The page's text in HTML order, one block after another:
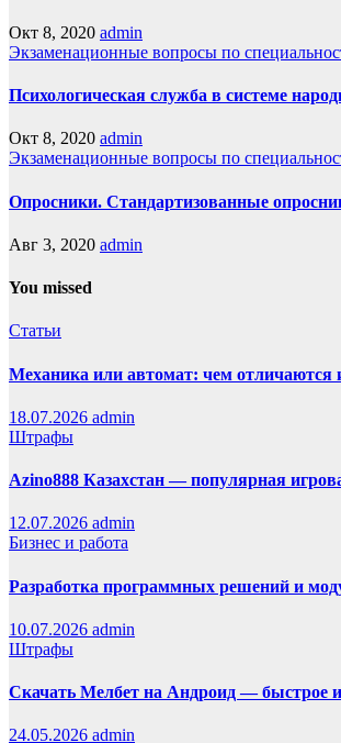
Окт 8, 2020 admin
Экзаменационные вопросы по
Психологическая служба в системе
Окт 8, 2020 admin
Экзаменационные вопросы по
Опросники. Стандартизованные
Авг 3, 2020 admin
You missed
Статьи
Механика или автомат: чем отличаются
18.07.2026 admin
Штрафы
Azino888 Казахстан — популярная
12.07.2026 admin
Бизнес и работа
Разработка программных решений и
10.07.2026 admin
Штрафы
Скачать Мелбет на Андроид — быстрое
24.05.2026 admin